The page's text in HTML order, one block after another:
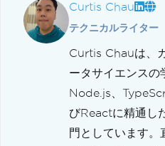
Curtis Chau
テクニカルライター
Curtis Chauは、
ータサイエンスの
Node.js、
びReactに精通し
門としています。